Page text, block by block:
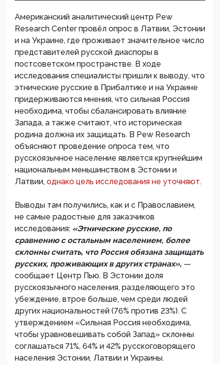
Американский аналитический центр Pew
Research Center провёл опрос в Латвии, Эстонии
и на Украине, где проживает значительное число
представителей русской диаспоры в
постсоветском пространстве. В ходе
исследования специалисты пришли к выводу, что
этнические русские в Прибалтике и на Украине
придерживаются мнения, что сильная Россия
необходима, чтобы сбалансировать влияние
Запада, а также считают, что историческая
родина должна их защищать. В Pew Research
объясняют проведение опроса тем, что
русскоязычное население является крупнейшим
национальным меньшинством в Эстонии и
Латвии, однако цель исследования не уточняют.
Выводы там получились, как и с Православием,
не самые радостные для заказчиков
исследования: «Этнические русские, по
сравнению с остальным населением, более
склонны считать, что Россия обязана защищать
русских, проживающих в других странах», —
сообщает Центр Пью. В Эстонии доля
русскоязычного населения, разделяющего это
убеждение, втрое больше, чем среди людей
других национальностей (76% против 23%). С
утверждением «Сильная Россия необходима,
чтобы уравновешивать собой Запад» склонны
соглашаться 71%, 64% и 42% русскоговорящего
населения Эстонии, Латвии и Украины.